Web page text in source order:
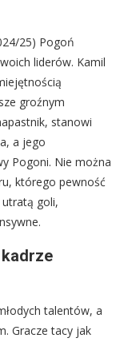
25) Pogoń
liderów. Kamil
groźnym
stanowi
a jego
Pogoni. Nie można
którego pewność
utratą goli,
talentów, a
Gracze tacy jak